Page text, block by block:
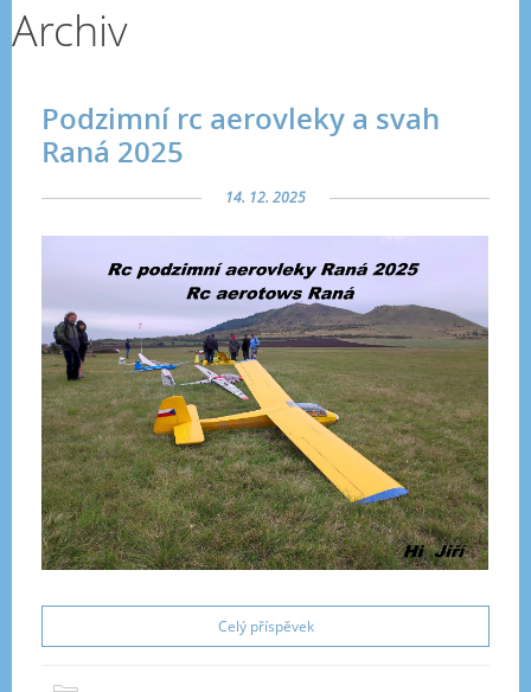
Archiv
Podzimní rc aerovleky a svah
Raná 2025
14. 12. 2025
Celý příspěvek